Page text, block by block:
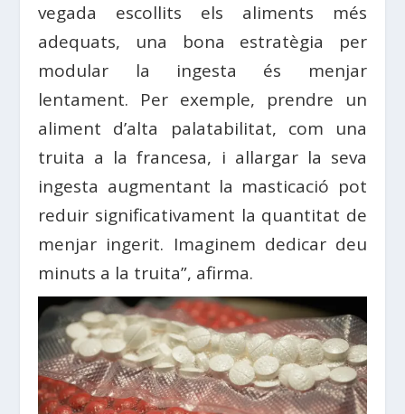
vegada escollits els aliments més
adequats, una bona estratègia per
modular la ingesta és menjar
lentament. Per exemple, prendre un
aliment d’alta palatabilitat, com una
truita a la francesa, i allargar la seva
ingesta augmentant la masticació pot
reduir significativament la quantitat de
menjar ingerit. Imaginem dedicar deu
minuts a la truita”, afirma.